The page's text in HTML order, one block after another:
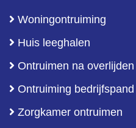
Woningontruiming
Huis leeghalen
Ontruimen na overlijden
Ontruiming bedrijfspand
Zorgkamer ontruimen